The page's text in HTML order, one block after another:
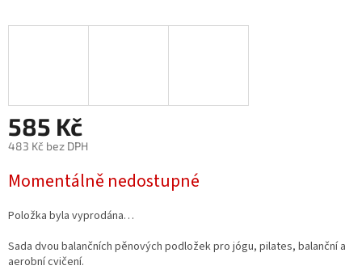
585 Kč
483 Kč bez DPH
cena:
Momentálně nedostupné
Položka byla vyprodána…
Sada dvou balančních pěnových podložek pro jógu, pilates, balanční a
aerobní cvičení.